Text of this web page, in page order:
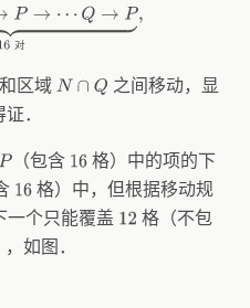
对
和区域N∩Q
之间移动，显
．
（包含 16 格）中的项的下
16 格）中，但根据移动规
一个只能覆盖 12 格（不包
，如图．